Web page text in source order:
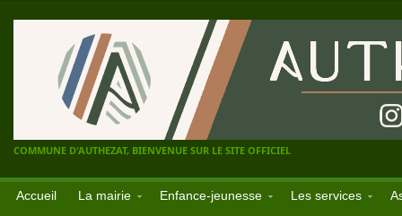
COMMUNE D'AUTHEZAT, BIENVENUE SUR LE SITE OFFICIEL
Accueil La mairie Enfance-jeunesse Les services